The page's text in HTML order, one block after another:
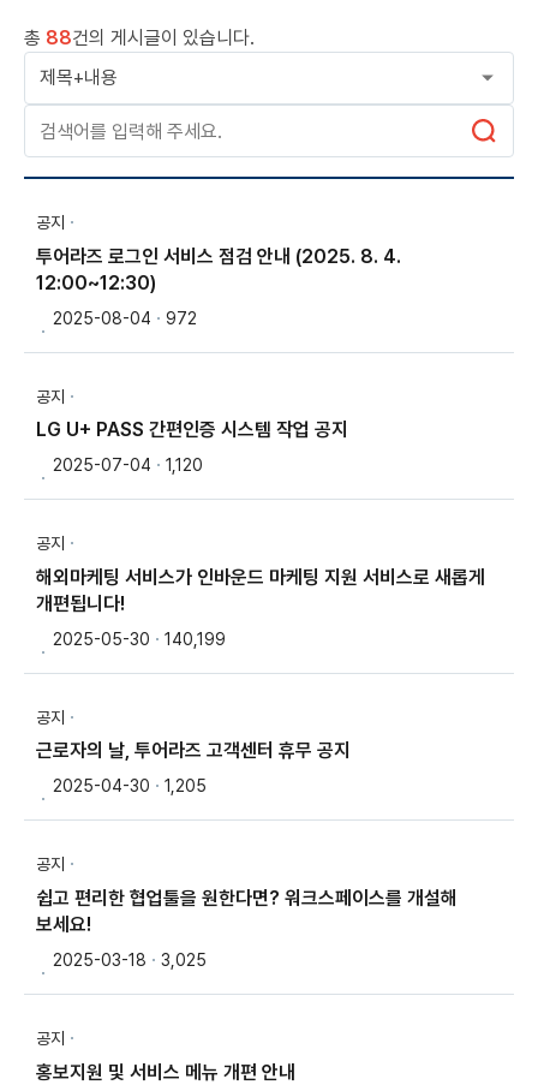
총 88건의 게시글이 있습니다.
공지
투어라즈 로그인 서비스 점검 안내 (2025. 8. 4.
12:00~12:30)
2025-08-04 972
공지
LG U+ PASS 간편인증 시스템 작업 공지
2025-07-04 1,120
공지
해외마케팅 서비스가 인바운드 마케팅 지원 서비스로 새롭게
개편됩니다!
2025-05-30 140,199
공지
근로자의 날, 투어라즈 고객센터 휴무 공지
2025-04-30 1,205
공지
쉽고 편리한 협업툴을 원한다면? 워크스페이스를 개설해
보세요!
2025-03-18 3,025
공지
홍보지원 및 서비스 메뉴 개편 안내